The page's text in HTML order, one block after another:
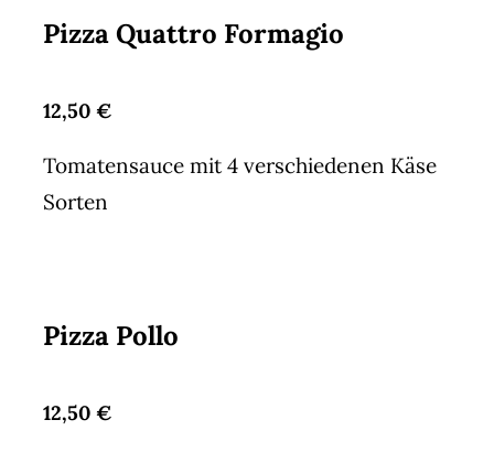
Pizza Quattro Formagio
12,50 €
Tomatensauce mit 4 verschiedenen Käse
Sorten
Pizza Pollo
12,50 €